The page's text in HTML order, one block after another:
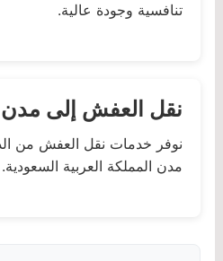
تنافسية وجودة عالية.
نقل العفش إلى
نوفر خدمات نقل العفش من
مدن المملكة العربية السعودية.